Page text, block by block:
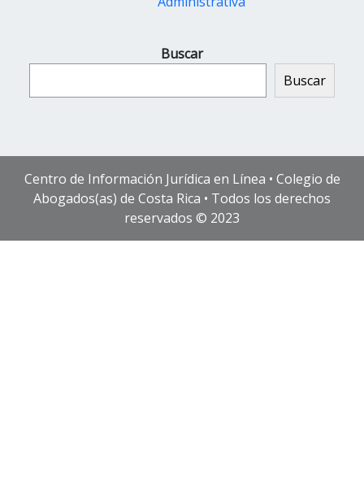
Buscar
Buscar
Centro de Información Jurídica en Línea • Colegio de
Abogados(as) de Costa Rica • Todos los derechos
reservados © 2023